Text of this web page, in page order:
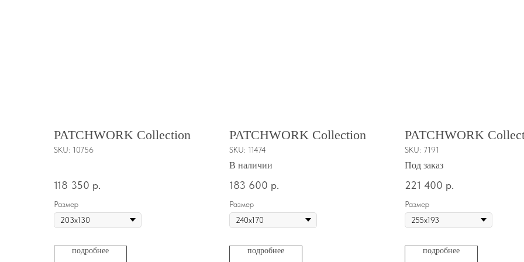
PATCHWORK Collection
SKU: 10756
118 350 р.
Размер
подробнее
PATCHWORK Collection
SKU: 11474
В наличии
183 600 р.
Размер
подробнее
PATCHWORK
SKU: 7191
Под заказ
221 400 р.
Размер
подробнее